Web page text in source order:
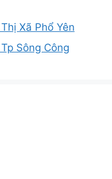
Xã Phổ Yên
Sông Công